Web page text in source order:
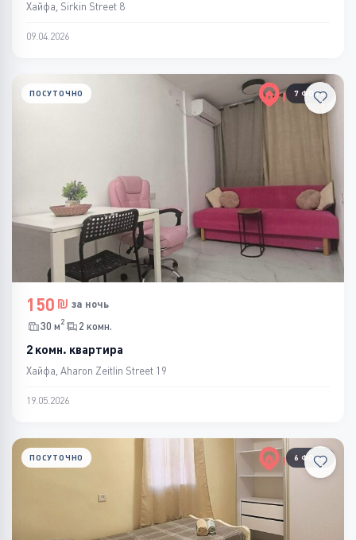
Хайфа, Sirkin Street 8
09.04.2026
7 ФОТО
ПОСУТОЧНО
150
за ночь
30 м2 2 комн.
2 комн. квартира
Хайфа, Aharon Zeitlin Street 19
19.05.2026
6 ФОТО
ПОСУТОЧНО